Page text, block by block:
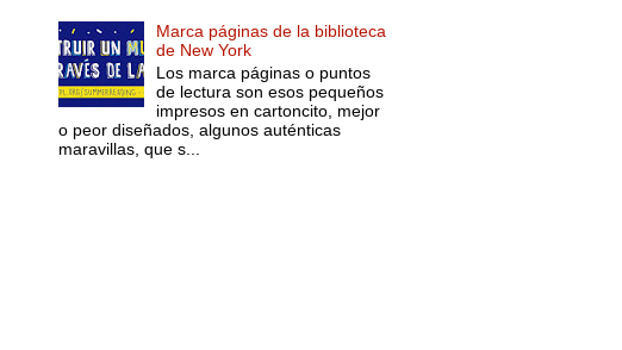
Marca páginas de la biblioteca
de New York
Los marca páginas o puntos
de lectura son esos pequeños
impresos en cartoncito, mejor
o peor diseñados, algunos auténticas
maravillas, que s...